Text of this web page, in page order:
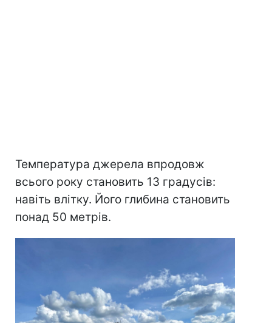
Температура джерела впродовж
всього року становить 13 градусів:
навіть влітку. Його глибина становить
понад 50 метрів.